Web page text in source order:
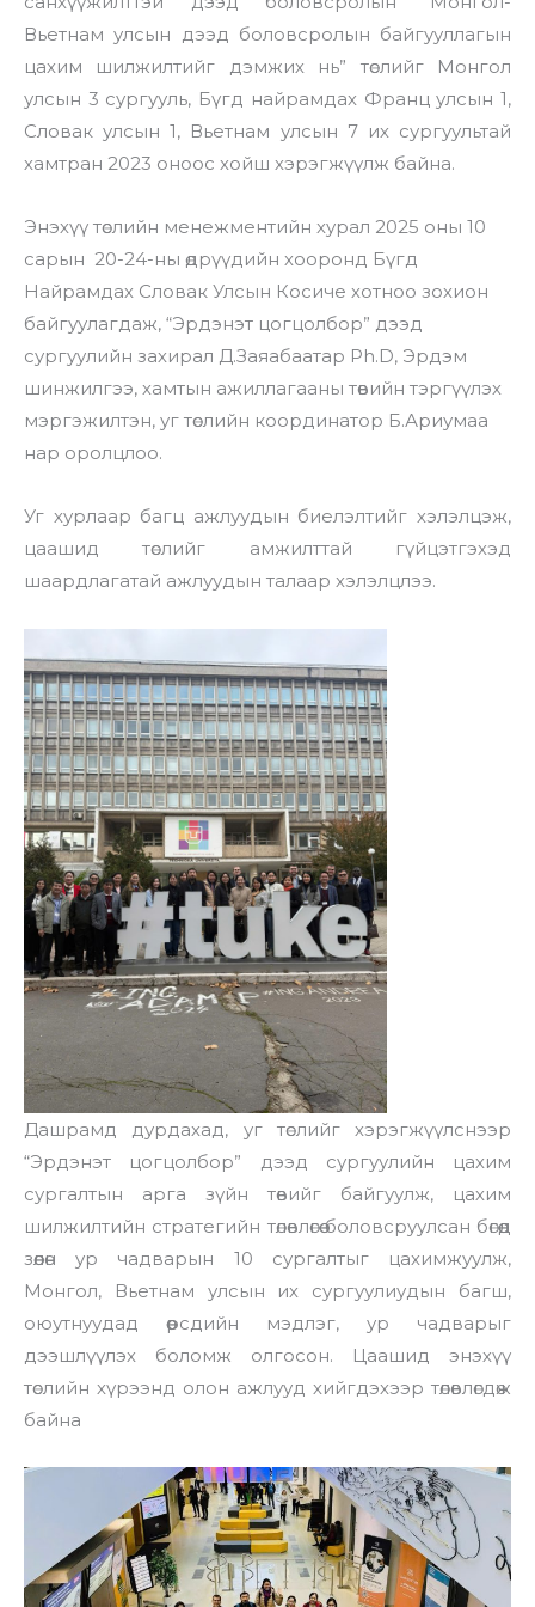
Вьетнам улсын дээд боловсролын байгууллагын
цахим шилжилтийг дэмжих нь” төслийг Монгол
улсын 3 сургууль, Бүгд найрамдах Франц улсын 1,
Словак улсын 1, Вьетнам улсын 7 их сургуультай
хамтран 2023 оноос хойш хэрэгжүүлж байна.
Энэхүү төслийн менежментийн хурал 2025 оны 10
сарын 20-24-ны өдрүүдийн хооронд Бүгд
Найрамдах Словак Улсын Косиче хотноо зохион
байгуулагдаж, “Эрдэнэт цогцолбор” дээд
сургуулийн захирал Д.Заяабаатар Ph.D, Эрдэм
шинжилгээ, хамтын ажиллагааны төвийн тэргүүлэх
мэргэжилтэн, уг төслийн координатор Б.Ариумаа
нар оролцлоо.
Уг хурлаар багц ажлуудын биелэлтийг хэлэлцэж,
цаашид төслийг амжилттай гүйцэтгэхэд
шаардлагатай ажлуудын талаар хэлэлцлээ.
Дашрамд дурдахад, уг төслийг хэрэгжүүлснээр
“Эрдэнэт цогцолбор” дээд сургуулийн цахим
сургалтын арга зүйн төвийг байгуулж, цахим
шилжилтийн стратегийн төлөвлөгөө боловсруулсан бөгөөд
зөөлөн ур чадварын 10 сургалтыг цахимжуулж,
Монгол, Вьетнам улсын их сургуулиудын багш,
оюутнуудад өөрсдийн мэдлэг, ур чадварыг
дээшлүүлэх боломж олгосон. Цаашид энэхүү
төслийн хүрээнд олон ажлууд хийгдэхээр төлөвлөгдөж
байна